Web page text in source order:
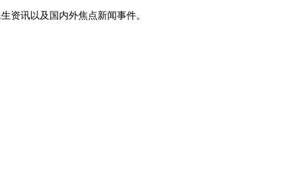
资讯以及国内外焦点新闻事件。